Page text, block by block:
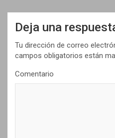
Deja una
Tu dirección de correo
campos obligatorios están
Comentario